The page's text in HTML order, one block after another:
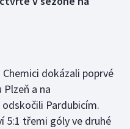
dokázali poprvé
a na
Pardubicím.
5:1 třemi góly ve druhé